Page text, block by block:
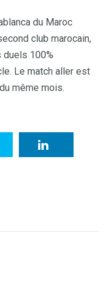
du Maroc
club marocain,
duels 100%
Le match aller est
même mois.